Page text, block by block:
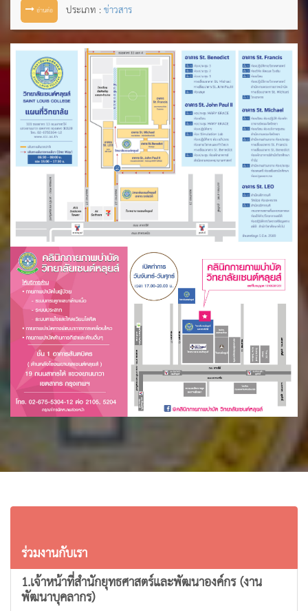
อ่านต่อ ประเภท :ข่าวสาร
ร่วมงานกับเรา
1.เจ้าหน้าที่สำนักยุทธศาสตร์และพัฒนาองค์กร (งาน
พัฒนาบุคลากร)